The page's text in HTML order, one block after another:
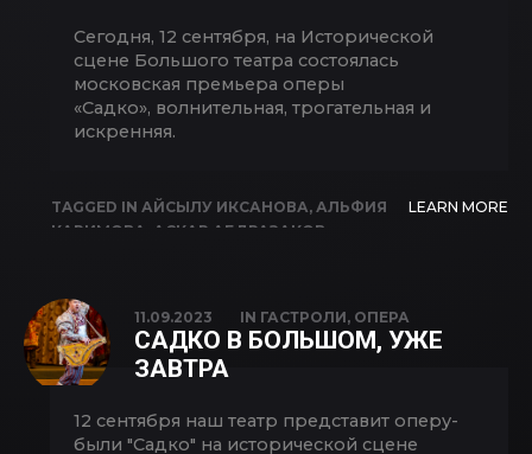
Сегодня, 12 сентября, на Исторической
сцене Большого театра состоялась
московская премьера оперы
«Садко», волнительная, трогательная и
искренняя.
TAGGED IN АЙСЫЛУ ИКСАНОВА, АЛЬФИЯ
КАРИМОВА
АСКАР АБДРАЗАКОВ
РАХИМОВ
LEARN MORE
11.09.2023 IN ГАСТРОЛИ, ОПЕРА
САДКО В БОЛЬШОМ, УЖЕ
ЗАВТРА
12 сентября наш театр представит оперу-
были "Садко" на исторической сцене